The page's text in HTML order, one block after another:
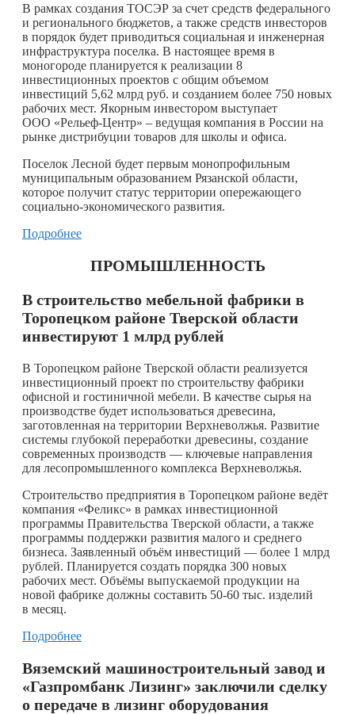
В рамках создания ТОСЭР за счет средств федерального
и регионального бюджетов, а также средств инвесторов
в порядок будет приводиться социальная и инженерная
инфраструктура поселка. В настоящее время в
моногороде планируется к реализации 8
инвестиционных проектов с общим объемом
инвестиций 5,62 млрд руб. и созданием более 750 новых
рабочих мест. Якорным инвестором выступает
ООО «Рельеф-Центр» – ведущая компания в России на
рынке дистрибуции товаров для школы и офиса.
Поселок Лесной будет первым монопрофильным
муниципальным образованием Рязанской области,
которое получит статус территории опережающего
социально-экономического развития.
Подробнее
ПРОМЫШЛЕННОСТЬ
В строительство мебельной фабрики в
Торопецком районе Тверской области
инвестируют 1 млрд рублей
В Торопецком районе Тверской области реализуется
инвестиционный проект по строительству фабрики
офисной и гостиничной мебели. В качестве сырья на
производстве будет использоваться древесина,
заготовленная на территории Верхневолжья. Развитие
системы глубокой переработки древесины, создание
современных производств — ключевые направления
для лесопромышленного комплекса Верхневолжья.
Строительство предприятия в Торопецком районе ведёт
компания «Феликс» в рамках инвестиционной
программы Правительства Тверской области, а также
программы поддержки развития малого и среднего
бизнеса. Заявленный объём инвестиций — более 1 млрд
рублей. Планируется создать порядка 300 новых
рабочих мест. Объёмы выпускаемой продукции на
новой фабрике должны составить 50-60 тыс. изделий
в месяц.
Подробнее
Вяземский машиностроительный завод и
«Газпромбанк Лизинг» заключили сделку
о передаче в лизинг оборудования